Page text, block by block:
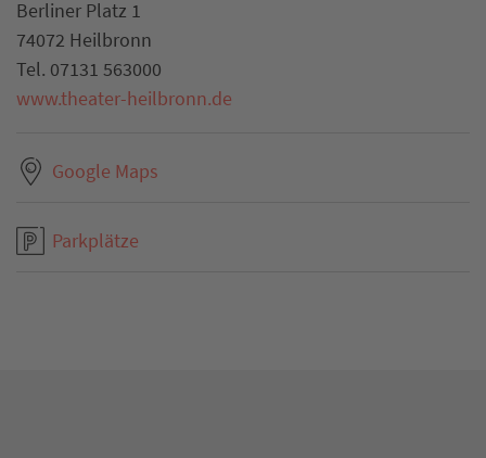
Berliner Platz 1
74072 Heilbronn
Tel. 07131 563000
www.theater-heilbronn.de
Google Maps
Parkplätze